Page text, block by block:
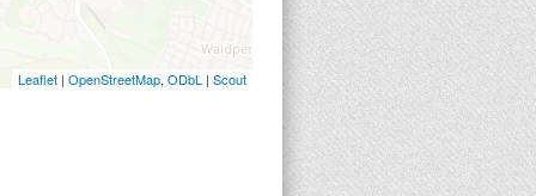
Leaflet| OpenStreetMap, ODbL | Scout